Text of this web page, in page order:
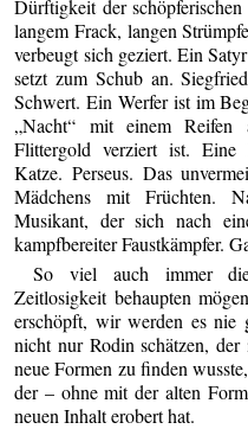
Dürftigkeit der
langem Frack, langen
verbeugt sich geziert. Ein
setzt zum Schub an.
Schwert. Ein Werfer ist im
„Nacht“ mit einem
Flittergold verziert ist.
Katze. Perseus. Das
Mädchens mit Früchten.
Musikant, der sich nach
kampfbereiter Faustkämpfer.
So viel auch immer die
Zeitlosigkeit behaupten
erschöpft, wir werden es
nicht nur Rodin schätzen,
neue Formen zu finden
der – ohne mit der alten
neuen Inhalt erobert hat.